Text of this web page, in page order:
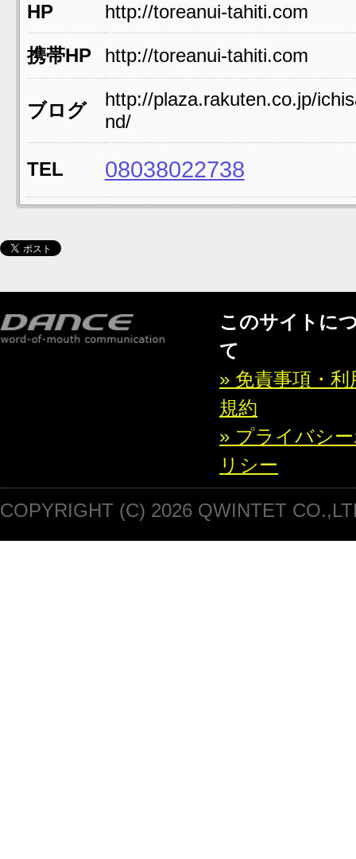
HP http://toreanui-tahiti.com
携帯HP http://toreanui-tahiti.com
ブログ
http://plaza.rakuten.co.jp/
nd/
TEL 08038022738
このサイトに
て
» 免責事項・利
規約
» プライバシ
リシー
COPYRIGHT (C) 2026 QWINTET